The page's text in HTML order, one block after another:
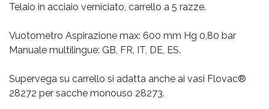
Telaio in acciaio verniciato, carrello a 5 razze.
Vuotometro Aspirazione max: 600 mm Hg 0,80 bar
Manuale multilingue: GB, FR, IT, DE, ES.
Supervega su carrello si adatta anche ai vasi Flovac®
28272 per sacche monouso 28273.